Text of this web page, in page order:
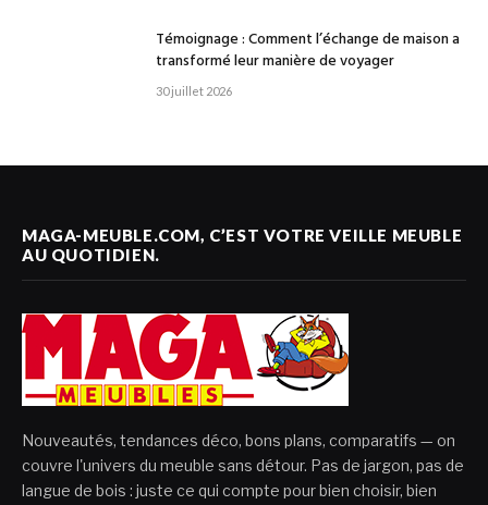
Témoignage : Comment l’échange de maison a
transformé leur manière de voyager
30 juillet 2026
MAGA-MEUBLE.COM, C’EST VOTRE VEILLE MEUBLE
AU QUOTIDIEN.
Nouveautés, tendances déco, bons plans, comparatifs — on
couvre l'univers du meuble sans détour. Pas de jargon, pas de
langue de bois : juste ce qui compte pour bien choisir, bien